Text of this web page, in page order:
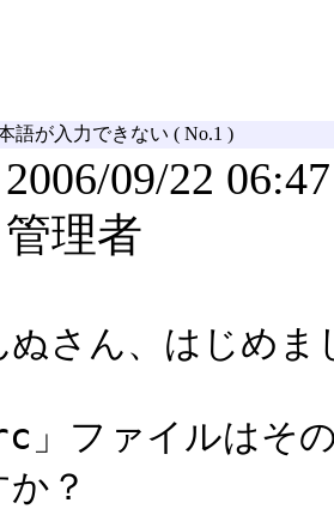
語が入力できない ( No.1 )
2006/09/22 06:47
管理者
ぬさん、はじめま
」ファイルはそ
？